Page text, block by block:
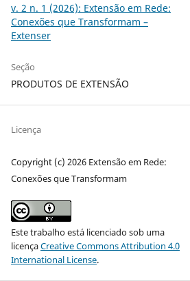
v. 2 n. 1 (2026): Extensão em Rede:
Conexões que Transformam –
Extenser
Seção
PRODUTOS DE EXTENSÃO
Licença
Copyright (c) 2026 Extensão em Rede:
Conexões que Transformam
Este trabalho está licenciado sob uma
licençaCreative Commons Attribution 4.0
International License.